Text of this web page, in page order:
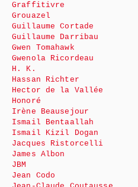
Graffitivre
Grouazel
Guillaume Cortade
Guillaume Darribau
Gwen Tomahawk
Gwenola Ricordeau
H. K.
Hassan Richter
Hector de la Vallée
Honoré
Irène Beausejour
Ismail Bentaallah
Ismail Kizil Dogan
Jacques Ristorcelli
James Albon
JBM
Jean Codo